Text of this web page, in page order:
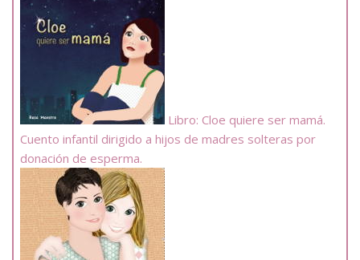
Libro: Cloe quiere ser mamá.
Cuento infantil dirigido a hijos de madres solteras por
donación de esperma.